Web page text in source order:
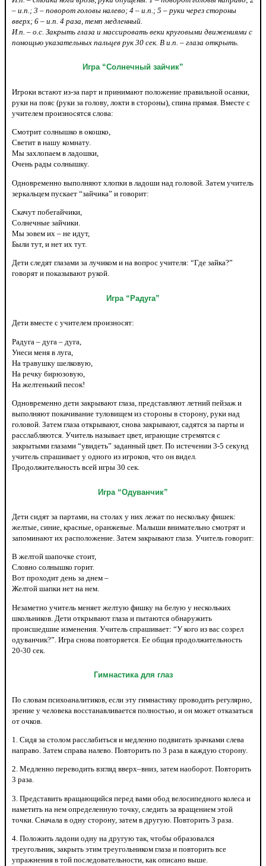
– и.п.; 3 – поворот головы налево; 4 – и.п.; 5 – руки через стороны
вверх; 6 – и.п. 4 раза, темп медленный.
И.п. – о.с. Закрыть глаза и массировать веки круговыми движениями с
помощью указательных пальцев рук 30 сек. В и.п. – глаза открыть.
Игра “Солнечный зайчик”
Игроки встают из-за парт и принимают положение правильной осанки,
руки на пояс (руки за голову, локти в стороны), спина прямая. Вместе с
учителем произносятся слова:
Смотрит солнышко в окошко,
Светит в нашу комнату.
Мы захлопаем в ладошки,
Очень рады солнышку.
Одновременно выполняют хлопки в ладоши над головой. Затем учитель
зеркальцем пускает “зайчика” и говорит:
Скачут побегайчики,
Солнечные зайчики.
Мы зовем их – не идут,
Были тут, и нет их тут.
Дети следят глазами за лучиком и на вопрос учителя: “Где зайка?”
говорят и показывают рукой.
Игра “Радуга”
Дети вместе с учителем произносят:
Радуга – дуга – дуга,
Унеси меня в луга,
На травушку шелковую,
На речку бирюзовую,
На желтенький песок!
Одновременно дети закрывают глаза, представляют летний пейзаж и
выполняют покачивание туловищем из стороны в сторону, руки над
головой. Затем глаза открывают, снова закрывают, садятся за парты и
расслабляются. Учитель называет цвет, играющие стремятся с
закрытыми глазами “увидеть” заданный цвет. По истечении 3-5 секунд
учитель спрашивает у одного из игроков, что он видел.
Продолжительность всей игры 30 сек.
Игра “Одуванчик”
Дети сидят за партами, на столах у них лежат по нескольку фишек:
желтые, синие, красные, оранжевые. Малыши внимательно смотрят и
запоминают их расположение. Затем закрывают глаза. Учитель говорит:
В желтой шапочке стоит,
Словно солнышко горит.
Вот проходит день за днем –
Желтой шапки нет на нем.
Незаметно учитель меняет желтую фишку на белую у нескольких
школьников. Дети открывают глаза и пытаются обнаружить
происшедшие изменения. Учитель спрашивает: “У кого из вас созрел
одуванчик?”. Игра снова повторяется. Ее общая продолжительность
20-30 сек.
Гимнастика для глаз
По словам психоаналитиков, если эту гимнастику проводить регулярно,
зрение у человека восстанавливается полностью, и он может отказаться
от очков.
1. Сидя за столом расслабиться и медленно подвигать зрачками слева
направо. Затем справа налево. Повторить по 3 раза в каждую сторону.
2. Медленно переводить взгляд вверх–вниз, затем наоборот. Повторить
3 раза.
3. Представить вращающийся перед вами обод велосипедного колеса и
наметить на нем определенную точку, следить за вращением этой
точки. Сначала в одну сторону, затем в другую. Повторить 3 раза.
4. Положить ладони одну на другую так, чтобы образовался
треугольник, закрыть этим треугольником глаза и повторить все
упражнения в той последовательности, как описано выше.